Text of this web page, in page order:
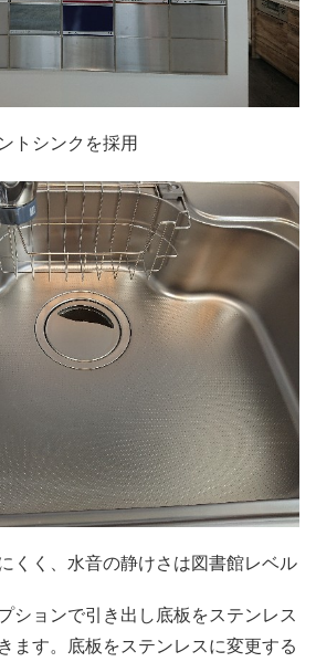
トシンクを採用
くく、水音の静けさは図書館レベル
ションで引き出し底板をステンレス
ます。底板をステンレスに変更する